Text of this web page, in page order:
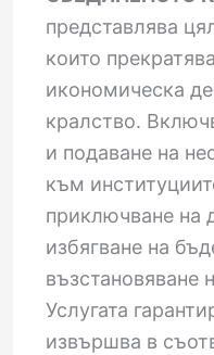
представлява
които
икономическа
кралство.
и подаване на
към
приключване на
избягване на
възстановяване
Услугата
извършва в